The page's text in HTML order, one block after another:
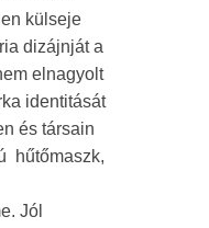
külseje
dizájnját a
elnagyolt
identitását
és társain
hűtőmaszk,
Jól